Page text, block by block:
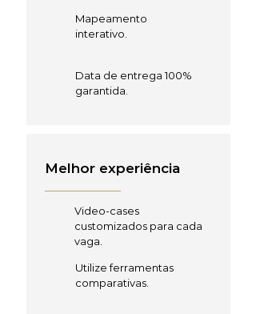
Mapeamento
interativo.
Data de entrega 100%
garantida.
Melhor experiência
Video-cases
customizados para cada
vaga.
Utilize ferramentas
comparativas.